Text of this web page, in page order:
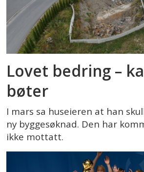
Lovet bedring –
bøter
I mars sa huseieren at han
ny byggesøknad. Den har
ikke mottatt.